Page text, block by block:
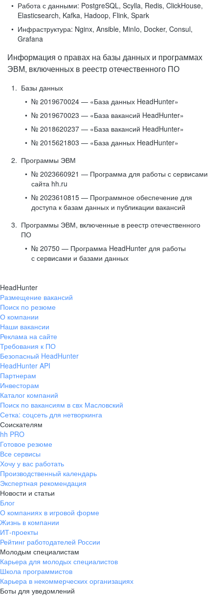
Работа с данными: PostgreSQL, Scylla, Redis, ClickHouse,
Elasticsearch, Kafka, Hadoop, Flink, Spark
Инфраструктура: Nginx, Ansible, MinIo, Docker, Consul,
Grafana
Информация о правах на базы данных и программах
ЭВМ, включенных в реестр отечественного ПО
Базы данных
№ 2019670024 — «База данных HeadHunter»
№ 2019670023 — «База вакансий HeadHunter»
№ 2018620237 — «База вакансий HeadHunter»
№ 2015621803 — «База данных HeadHunter»
Программы ЭВМ
№ 2023660921 — Программа для работы с сервисами
сайта hh.ru
№ 2023610815 — Программное обеспечение для
доступа к базам данных и публикации вакансий
Программы ЭВМ, включенные в реестр отечественного
ПО
№ 20750 — Программа HeadHunter для работы
с сервисами и базами данных
HeadHunter
Размещение вакансий
Поиск по резюме
О компании
Наши вакансии
Реклама на сайте
Требования к ПО
Безопасный HeadHunter
HeadHunter API
Партнерам
Инвесторам
Каталог компаний
Поиск по вакансиям в свх Масловский
Сетка: соцсеть для нетворкинга
Соискателям
hh PRO
Готовое резюме
Все сервисы
Хочу у вас работать
Производственный календарь
Экспертная рекомендация
Новости и статьи
Блог
О компаниях в игровой форме
Жизнь в компании
ИТ-проекты
Рейтинг работодателей России
Молодым специалистам
Карьера для молодых специалистов
Школа программистов
Карьера в некоммерческих организациях
Боты для уведомлений